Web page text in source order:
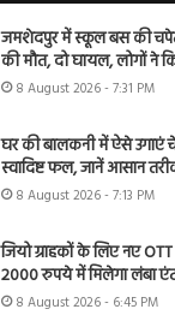
जमशेदपुर में स्कूल बस की
की मौत, दो घायल, लोगों ने
8 August 2026 - 7:31 PM
घर की बालकनी में ऐसे उगाएं
स्वादिष्ट फल, जानें आसान
8 August 2026 - 7:13 PM
जियो ग्राहकों के लिए नए
2000 रुपये में मिलेगा लंबा
8 August 2026 - 6:45 PM